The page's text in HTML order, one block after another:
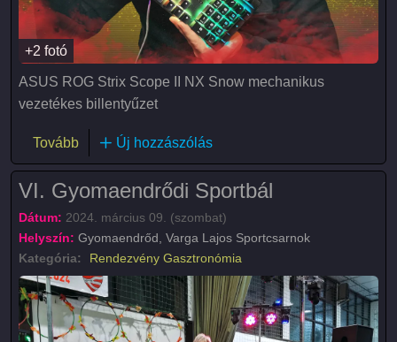
+2 fotó
ASUS ROG Strix Scope II NX Snow mechanikus
vezetékes billentyűzet
Tovább(ASUS ROG Strix Scope II NX Snow)
Új hozzászólás
VI. Gyomaendrődi Sportbál
Dátum: 2024. március 09. (szombat)
Helyszín: Gyomaendrőd, Varga Lajos Sportcsarnok
Kategória:
Rendezvény Gasztronómia